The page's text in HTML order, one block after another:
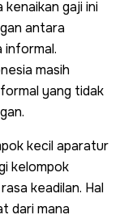
kenaikan gaji ini
antara
informal.
masih
yang tidak
kecil aparatur
kelompok
keadilan. Hal
dari mana